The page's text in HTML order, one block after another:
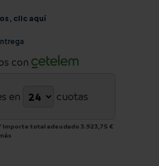
clic aquí
con
en cuotas
Importe total adeudado 3.923,75 €